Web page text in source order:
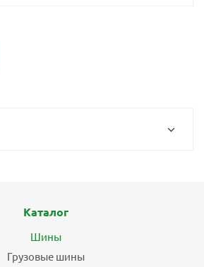
Каталог
Шины
Грузовые шины